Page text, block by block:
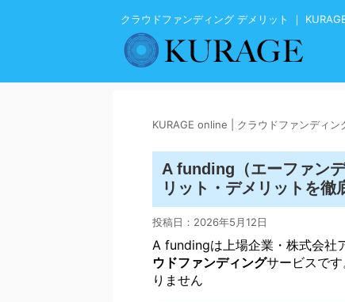
クラウドファンディング デメリット ｜
KURAGE online | クラウドファンディン
A funding（エーファン
リット・ デメリット を徹
投稿日： 2026年5月12日
A fundingは上場企業・株式会社
ウドファンディングサービスで
りません